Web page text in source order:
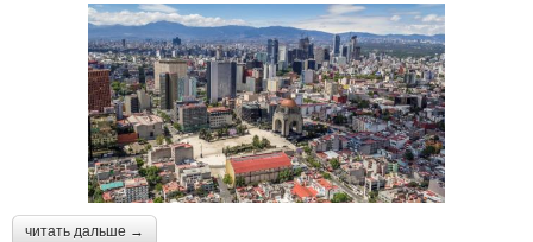
читать дальше →